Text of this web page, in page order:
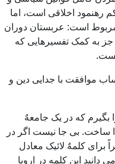
اخلاقی است، اما
است: عربستان دوران
به کمک تفسیرهایی که
موافقت با جدایی دین و
که در یک جامعهٌ
ساخت. بی جا نیست اگر در
برای کلمهٌ لائیک معادل
دانید این کلمه در اروپا